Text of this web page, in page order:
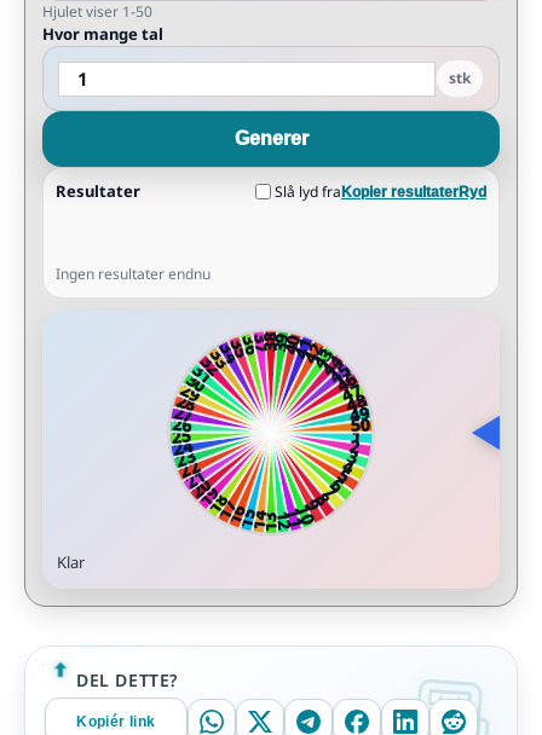
Hjulet viser 1-50
Hvor mange tal
stk
Generer
Resultater Slå lyd fraKopier resultaterRyd
Ingen resultater endnu
Klar
DEL DETTE?
Kopiér link